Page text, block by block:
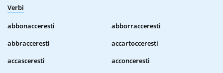
Verbi
abbonacceresti
abborracceresti
abbracceresti
accartocceresti
accasceresti
acconceresti